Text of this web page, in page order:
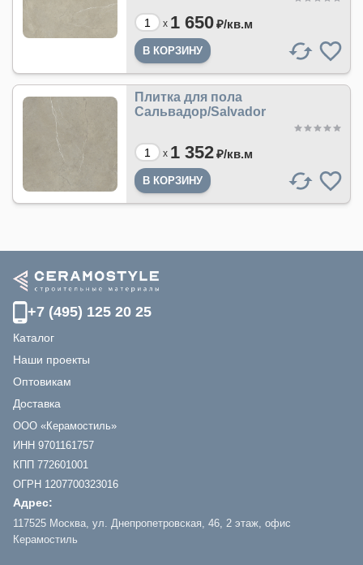
x 1 650₽/кв.м
Плитка для пола
Сальвадор/Salvador
x 1 352₽/кв.м
+7 (495) 125 20 25
Каталог
Наши проекты
Оптовикам
Доставка
ООО «Керамостиль»
ИНН 9701161757
КПП 772601001
ОГРН 1207700323016
Адрес:
117525 Москва, ул. Днепропетровская, 46, 2 этаж, офис
Керамостиль